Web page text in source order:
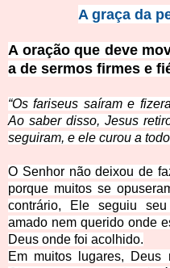
A graça da
A oração que deve
a de sermos firmes e
“Os fariseus saíram e
Ao saber disso, Jesus
seguiram, e ele curou a
O Senhor não deixou de
porque muitos se
contrário, Ele seguiu
amado nem querido onde
Deus onde foi acolhido.
Em muitos lugares, Deus